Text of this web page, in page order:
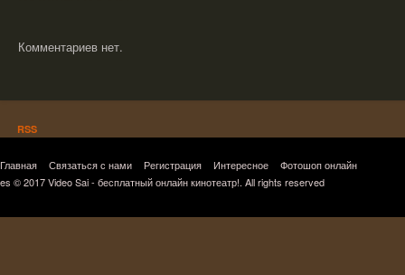
Комментариев нет.
RSS
Главная Связаться с нами Регистрация Интересное
Фотошоп онлайн
es © 2017 Video Sai - бесплатный онлайн кинотеатр!. All rights reserved